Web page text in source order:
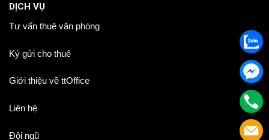
DỊCH VỤ
Tư vấn thuê văn phòng
Ký gửi cho thuê
Giới thiệu về ttOffice
Liên hệ
Đội ngũ